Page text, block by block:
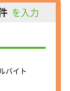
ゆるものづ
す。
お任せしま
担当。1日に
を入力
バイト